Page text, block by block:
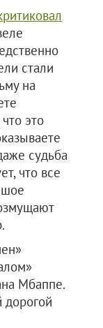
стали
на
это
судьба
что все
Мбаппе.